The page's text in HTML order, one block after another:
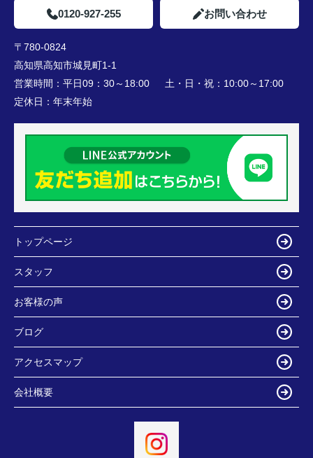
0120-927-255 お問い合わせ
〒780-0824
高知県高知市城見町1-1
営業時間： 平日09：30～18:00 土・日・祝：10:00～17:00
定休日： 年末年始
トップページ
スタッフ
お客様の声
ブログ
アクセスマップ
会社概要